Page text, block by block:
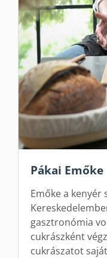
Pákai Emőke
Emőke a kenyér
gasztronómia
cukrászként
cukrászatot